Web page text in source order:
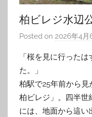
柏ビレジ水辺
Posted on 2026年4月
「桜を見に行った
た。」
柏駅で25年前から
柏ビレジ」。四半世
には、地面から這い